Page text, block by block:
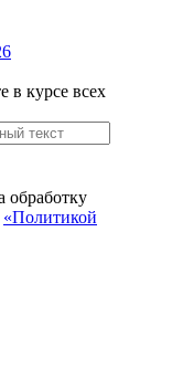
в курсе всех
обработку
«Политикой